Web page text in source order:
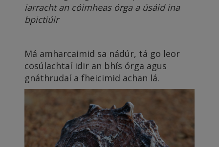
iarracht an cóimheas órga a úsáid ina
bpictiúir
Má amharcaimid sa nádúr, tá go leor
cosúlachtaí idir an bhís órga agus
gnáthrudaí a fheicimid achan lá.